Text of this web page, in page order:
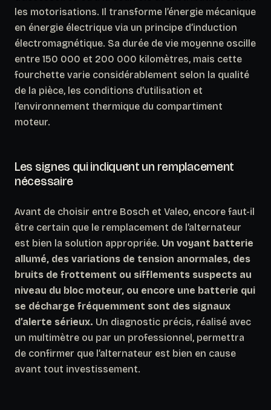
les motorisations. Il transforme l’énergie mécanique
en énergie électrique via un principe d’induction
électromagnétique. Sa durée de vie moyenne oscille
entre 150 000 et 200 000 kilomètres, mais cette
fourchette varie considérablement selon la qualité
de la pièce, les conditions d’utilisation et
l’environnement thermique du compartiment
moteur.
Les signes qui indiquent un remplacement
nécessaire
Avant de choisir entre Bosch et Valeo, encore faut-il
être certain que le remplacement de l’alternateur
est bien la solution appropriée. Un voyant batterie
allumé, des variations de tension anormales, des
bruits de frottement ou sifflements suspects au
niveau du bloc moteur, ou encore une batterie qui
se décharge fréquemment sont des signaux
d’alerte sérieux. Un diagnostic précis, réalisé avec
un multimètre ou par un professionnel, permettra
de confirmer que l’alternateur est bien en cause
avant tout investissement.